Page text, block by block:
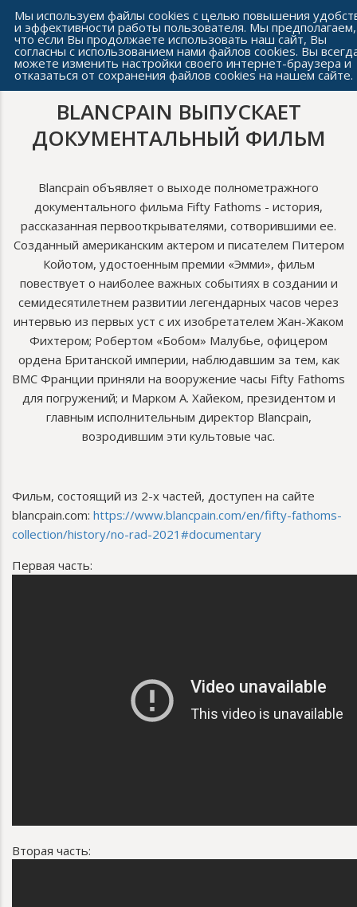
Сеть часовых салонов г. Челябинска
BLANCPAIN ВЫПУСКАЕТ
ДОКУМЕНТАЛЬНЫЙ ФИЛЬМ
Blancpain объявляет о выходе полнометражного
документального фильма Fifty Fathoms - история,
рассказанная первооткрывателями, сотворившими ее.
Созданный американским актером и писателем Питером
Койотом, удостоенным премии «Эмми», фильм
повествует о наиболее важных событиях в создании и
семидесятилетнем развитии легендарных часов через
интервью из первых уст с их изобретателем Жан-Жаком
Фихтером; Робертом «Бобом» Малубье, офицером
ордена Британской империи, наблюдавшим за тем, как
ВМС Франции приняли на вооружение часы Fifty Fathoms
для погружений; и Марком А. Хайеком, президентом и
главным исполнительным директор Blancpain,
возродившим эти культовые час.
Фильм, состоящий из 2-х частей, доступен на сайте
blancpain.com: https://www.blancpain.com/en/fifty-fathoms-
collection/history/no-rad-2021#documentary
Первая часть:
Вторая часть:
Мы используем файлы cookies с целью повышения
и эффективности работы пользователя. Мы предполагаем,
что если Вы продолжаете использовать наш сайт, Вы
согласны с использованием нами файлов cookies. Вы
можете изменить настройки своего интернет-браузера и
отказаться от сохранения файлов cookies на нашем сайте.